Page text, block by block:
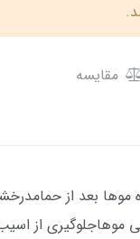
مقایسه
بعد از
از